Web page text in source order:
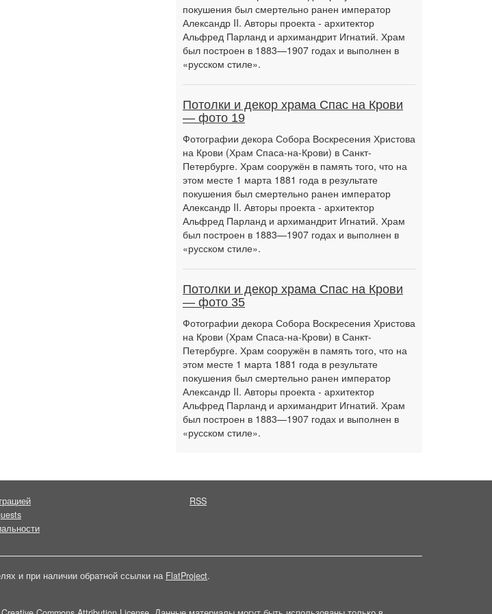
покушения был смертельно ранен император
Александр II. Авторы проекта - архитектор
Альфред Парланд и архимандрит Игнатий. Храм
был построен в 1883—1907 годах и выполнен в
«русском стиле».
Потолки и декор храма Спас на Крови
— фото 19
Фотографии декора Собора Воскресения Христова
на Крови (Храм Спаса-на-Крови) в Санкт-
Петербурге. Храм сооружён в память того, что на
этом месте 1 марта 1881 года в результате
покушения был смертельно ранен император
Александр II. Авторы проекта - архитектор
Альфред Парланд и архимандрит Игнатий. Храм
был построен в 1883—1907 годах и выполнен в
«русском стиле».
Потолки и декор храма Спас на Крови
— фото 35
Фотографии декора Собора Воскресения Христова
на Крови (Храм Спаса-на-Крови) в Санкт-
Петербурге. Храм сооружён в память того, что на
этом месте 1 марта 1881 года в результате
покушения был смертельно ранен император
Александр II. Авторы проекта - архитектор
Альфред Парланд и архимандрит Игнатий. Храм
был построен в 1883—1907 годах и выполнен в
«русском стиле».
RSS
и при наличии обратной ссылки на FlatProject.